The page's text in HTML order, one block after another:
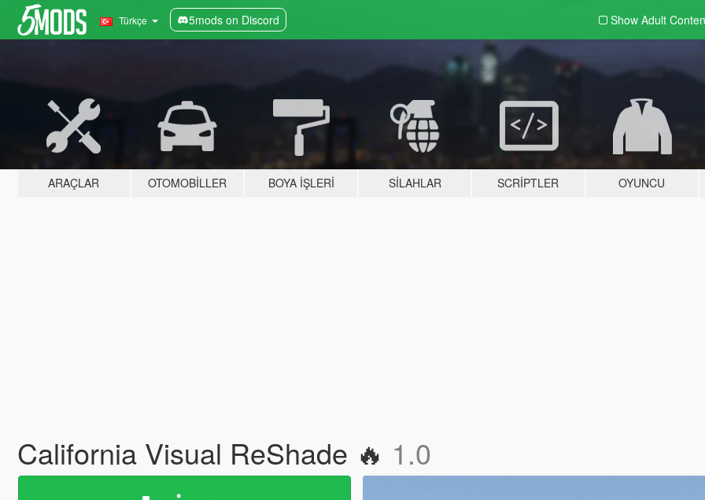
Türkçe 5mods on Discord Show Adult
ARAÇLAR OTOMOBILLER BOYA İŞLERI SILAHLAR SCRIPTLER OYUNCU
California Visual ReShade 🔥 1.0